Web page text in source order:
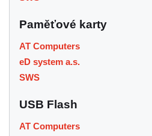
Paměťové karty
AT Computers
eD system a.s.
SWS
USB Flash
AT Computers